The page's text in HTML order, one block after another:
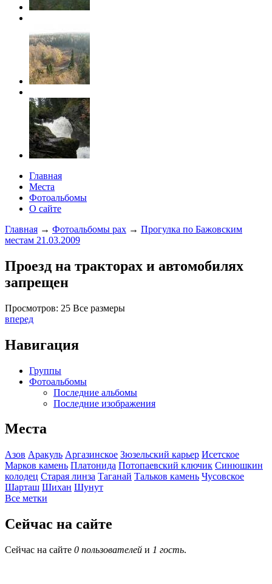
Главная
Места
Фотоальбомы
О сайте
Главная → Фотоальбомы pax → Прогулка по Бажовским
местам 21.03.2009
Проезд на тракторах и автомобилях
запрещен
Просмотров: 25 Все размеры
вперед
Навигация
Группы
Фотоальбомы
Последние альбомы
Последние изображения
Места
Азов Аракуль Аргазинское Зюзельский карьер Исетское
Марков камень Платонида Потопаевский ключик Синюшкин
колодец Старая линза Таганай Тальков камень Чусовское
Шарташ Шихан Шунут
Все метки
Сейчас на сайте
Сейчас на сайте 0 пользователей и 1 гость.